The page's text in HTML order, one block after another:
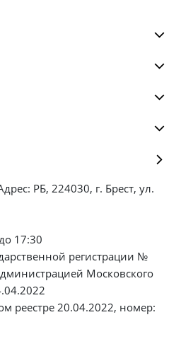
РБ, 224030, г. Брест, ул.
17:30
регистрации №
Московского
реестре 20.04.2022, номер: